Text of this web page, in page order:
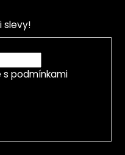
slevy!
s podmínkami